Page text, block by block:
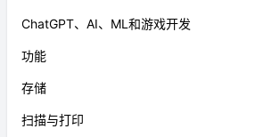
ChatGPT、AI、ML和游戏开发
功能
存储
扫描与打印